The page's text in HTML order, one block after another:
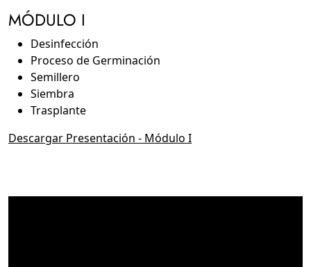
MÓDULO I
Desinfección
Proceso de Germinación
Semillero
Siembra
Trasplante
Descargar Presentación - Módulo I